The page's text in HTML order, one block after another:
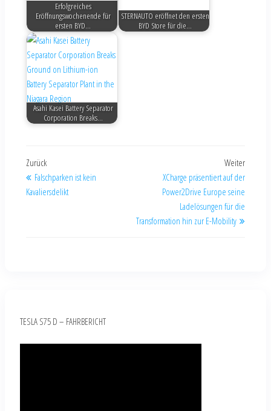
Erfolgreiches
Eröffnungswochenende für
ersten BYD…
STERNAUTO eröffnet den ersten
BYD Store für die…
Asahi Kasei Battery Separator
Corporation Breaks…
Zurück
Falschparken ist kein
Kavaliersdelikt
Weiter
XCharge präsentiert auf der
Power2Drive Europe seine
Ladelösungen für die
Transformation hin zur E-Mobility
TESLA S75 D – FAHRBERICHT